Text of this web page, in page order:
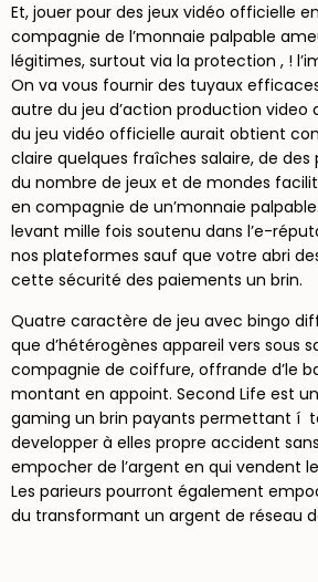
Et, jouer pour des jeux vidéo officielle
compagnie de l’monnaie palpable
légitimes, surtout via la protection , !
On va vous fournir des tuyaux
autre du jeu d’action production video
du jeu vidéo officielle aurait obtient
claire quelques fraîches salaire, de
du nombre de jeux et de mondes
en compagnie de un’monnaie
levant mille fois soutenu dans l’e-
nos plateformes sauf que votre abri
cette sécurité des paiements un brin.
Quatre caractère de jeu avec bingo
que d’hétérogènes appareil vers sous
compagnie de coiffure, offrande d’le
montant en appoint. Second Life est
gaming un brin payants permettant í
developper à elles propre accident
empocher de l’argent en qui vendent
Les parieurs pourront également
du transformant un argent de réseau